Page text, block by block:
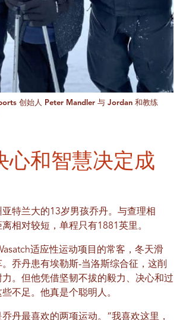
创始人 Peter Mandler 与 Jordan 和教练
心和智慧决定成
特兰大的13岁男孩乔丹。与查理相
相对较短，单程只有1881英里。
适应性运动项目的常客，冬天滑
乔丹患有埃勒斯-当洛斯综合征，这削
。但他凭借坚韧不拔的毅力、决心和过
不足。他真是个聪明人。
丹最喜欢的两项运动。“我喜欢这里，